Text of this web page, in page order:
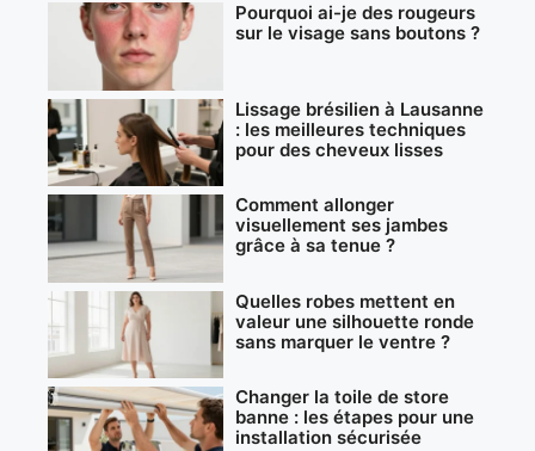
Pourquoi ai-je des rougeurs
sur le visage sans boutons ?
Lissage brésilien à Lausanne
: les meilleures techniques
pour des cheveux lisses
Comment allonger
visuellement ses jambes
grâce à sa tenue ?
Quelles robes mettent en
valeur une silhouette ronde
sans marquer le ventre ?
Changer la toile de store
banne : les étapes pour une
installation sécurisée